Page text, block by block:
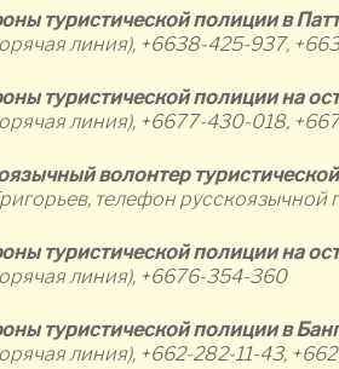
туристической полиции в
линия), +6638-425-937,
туристической полиции на
линия), +6677-430-018,
волонтер
телефон
туристической полиции на
линия), +6676-354-360
туристической полиции в
линия), +662-282-11-43,